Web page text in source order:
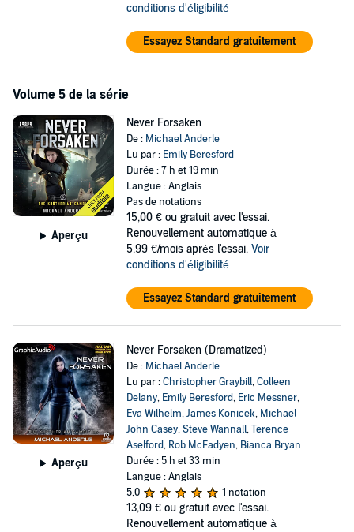
conditions d'éligibilité
Essayez Standard gratuitement
Volume 5 de la série
Aperçu
Never Forsaken
De : Michael Anderle
Lu par : Emily Beresford
Durée : 7 h et 19 min
Langue : Anglais
Pas de notations
15,00 € ou gratuit avec l'essai.
Renouvellement automatique à
5,99 €/mois après l'essai. Voir
conditions d'éligibilité
Essayez Standard gratuitement
Aperçu
Never Forsaken (Dramatized)
De : Michael Anderle
Lu par :Christopher Graybill,Colleen
Delany, Emily Beresford, Eric Messner,
Eva Wilhelm,James Konicek, Michael
John Casey,Steve Wannall,Terence
Aselford, Rob McFadyen, Bianca Bryan
Durée : 5 h et 33 min
Langue : Anglais
5,0
1 notation
13,09 € ou gratuit avec l'essai.
Renouvellement automatique à